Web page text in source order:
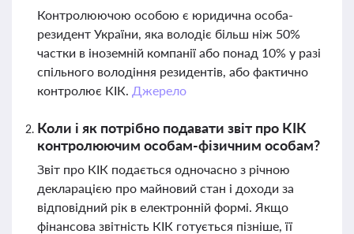
Контролюючою особою є юридична особа-
резидент України, яка володіє більш ніж 50%
частки в іноземній компанії або понад 10% у разі
спільного володіння резидентів, або фактично
контролює КІК. Джерело
Коли і як потрібно подавати звіт про КІК
контролюючим особам-фізичним особам?
Звіт про КІК подається одночасно з річною
декларацією про майновий стан і доходи за
відповідний рік в електронній формі. Якщо
фінансова звітність КІК готується пізніше, її